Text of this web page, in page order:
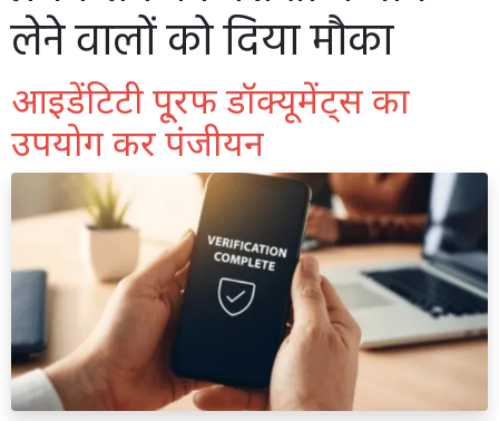
लेने वालों को दिया मौका
आइडेंटिटी पू्रफ डॉक्यूमेंट्स का
उपयोग कर पंजीयन